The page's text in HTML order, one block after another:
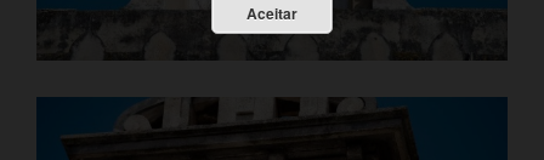
Aceitar